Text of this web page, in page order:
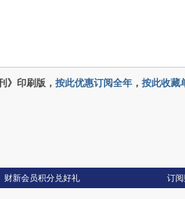
》印刷版， 按此优惠订阅全年 ， 按此收藏
财新会员积分兑好礼 订